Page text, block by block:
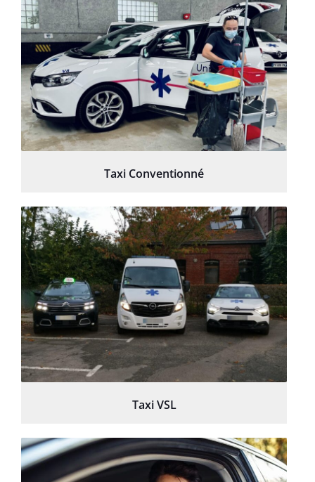
Taxi Conventionné
Taxi VSL